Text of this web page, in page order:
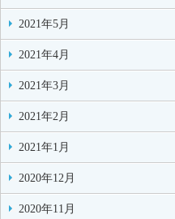
2021年5月
2021年4月
2021年3月
2021年2月
2021年1月
2020年12月
2020年11月